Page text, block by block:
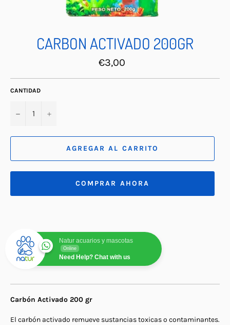
CARBON ACTIVADO 200GR
Precio
habitual
€3,00
CANTIDAD
− +
AGREGAR AL CARRITO
COMPRAR AHORA
Natur acuarios y mascotas
Online
Need Help? Chat with us
Carbón Activado 200 gr
El carbón activado remueve sustancias toxicas o contaminantes.